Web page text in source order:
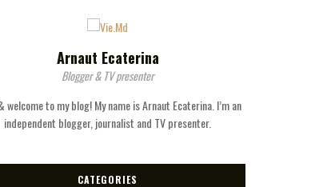
Arnaut Ecaterina
Blogger & TV presenter
welcome to my blog! My name is Arnaut Ecaterina. I’m an
independent blogger, journalist and TV presenter.
CATEGORIES